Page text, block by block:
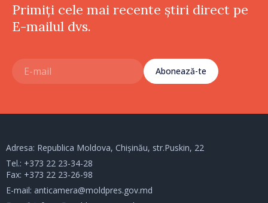
Primiți cele mai recente știri direct pe
E-mailul dvs.
Abonează-te
Adresa: Republica Moldova, Chișinău, str.Puskin, 22
Tel.: +373 22 23-34-28
Fax: +373 22 23-26-98
E-mail: anticamera@moldpres.gov.md